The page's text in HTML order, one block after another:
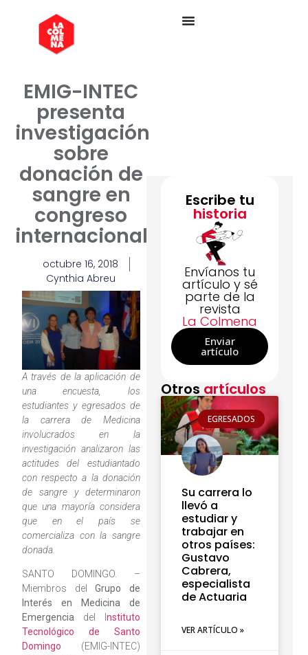
EMIG-INTEC
presenta
investigación
sobre
donación de
sangre en
congreso
internacional
octubre 16, 2018
Cynthia Abreu
A través de la aplicación de
una encuesta, los
estudiantes y egresados de
la carrera de Medicina
involucrados en la
investigación analizaron las
actitudes del estudiantado
con respecto a la donación
de sangre y determinaron
que una mayoría considera
que en el país se
comercializa con la sangre
donada.
SANTO DOMINGO. –
Miembros delGrupo de
Interés en Medicina de
Emergencia del I nstituto
Tecnológico de Santo
Domingo
(EMIG-INTEC)
Escribe tu
historia
Envíanos tu
artículo y sé
parte de la
revista
La Colmena
Enviar
artículo
Otros artículos
EGRESADOS
Su carrera lo
llevó a
estudiar y
trabajar en
otros países:
Gustavo
Cabrera,
especialista
de Actuaria
VER ARTÍCULO »